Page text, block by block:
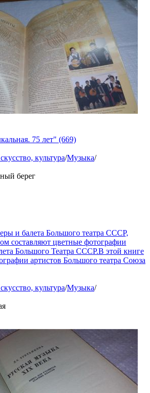
75 лет" (669)
культура/Музыка/
берег
и балета Большого театра СССР,
составляют цветные фотографии
Большого Театра СССР.В этой книге
артистов Большого театра Союза
культура/Музыка/